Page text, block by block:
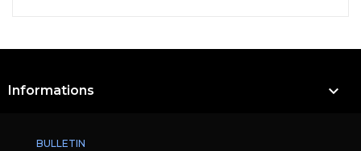
Informations 
BULLETIN